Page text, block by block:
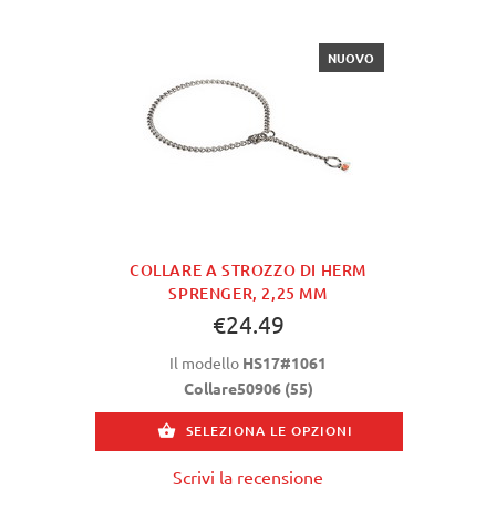
COLLARE A STROZZO DI HERM
SPRENGER, 2,25 MM
NUOVO
€24.49
Il modello HS17#1061
Collare50906 (55)
SELEZIONA LE OPZIONI
Scrivi la recensione